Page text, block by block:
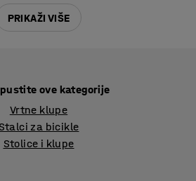
PRIKAŽI VIŠE
ove kategorije
Vrtne klupe
Stalci za bicikle
Stolice i klupe